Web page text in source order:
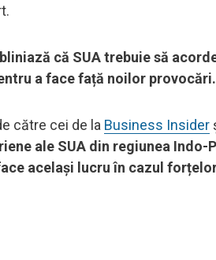
că SUA trebuie să
a face față noilor provocări.
către cei de la Business Insider
ale SUA din regiunea
același lucru în cazul